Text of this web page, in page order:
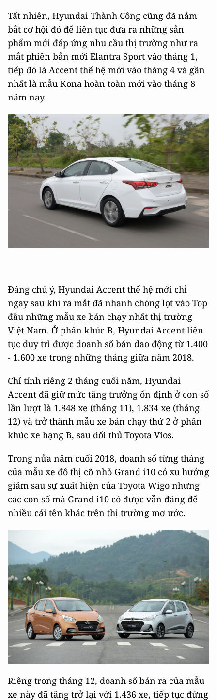
Tất nhiên, Hyundai Thành Công cũng đã nắm
bắt cơ hội đó để liên tục đưa ra những sản
phẩm mới đáp ứng nhu cầu thị trường như ra
mắt phiên bản mới Elantra Sport vào tháng 1,
tiếp đó là Accent thế hệ mới vào tháng 4 và gần
nhất là mẫu Kona hoàn toàn mới vào tháng 8
năm nay.
Đáng chú ý, Hyundai Accent thế hệ mới chỉ
ngay sau khi ra mắt đã nhanh chóng lọt vào Top
đầu những mẫu xe bán chạy nhất thị trường
Việt Nam. Ở phân khúc B, Hyundai Accent liên
tục duy trì được doanh số bán dao động từ 1.400
- 1.600 xe trong những tháng giữa năm 2018.
Chỉ tính riêng 2 tháng cuối năm, Hyundai
Accent đã giữ mức tăng trưởng ổn định ở con số
lần lượt là 1.848 xe (tháng 11), 1.834 xe (tháng
12) và trở thành mẫu xe bán chạy thứ 2 ở phân
khúc xe hạng B, sau đối thủ Toyota Vios.
Trong nửa năm cuối 2018, doanh số từng tháng
của mẫu xe đô thị cỡ nhỏ Grand i10 có xu hướng
giảm sau sự xuất hiện của Toyota Wigo nhưng
các con số mà Grand i10 có được vẫn đáng để
nhiều cái tên khác trên thị trường mơ ước.
Riêng trong tháng 12, doanh số bán ra của mẫu
xe này đã tăng trở lại với 1.436 xe, tiếp tục đứng